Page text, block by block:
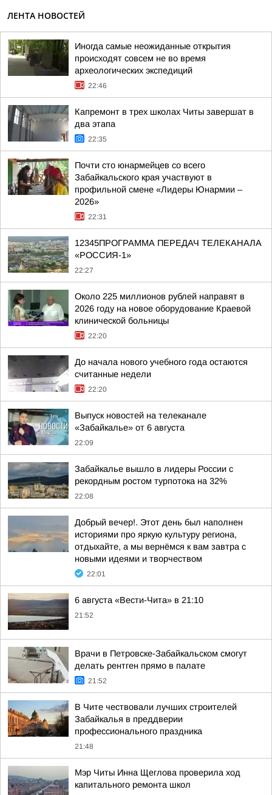
ЛЕНТА НОВОСТЕЙ
Иногда самые неожиданные открытия
происходят совсем не во время
археологических экспедиций
22:46
Капремонт в трех школах Читы завершат в
два этапа
22:35
Почти сто юнармейцев со всего
Забайкальского края участвуют в
профильной смене «Лидеры Юнармии –
2026»
22:31
12345ПРОГРАММА ПЕРЕДАЧ ТЕЛЕКАНАЛА
«РОССИЯ-1»
22:27
Около 225 миллионов рублей направят в
2026 году на новое оборудование Краевой
клинической больницы
22:20
До начала нового учебного года остаются
считанные недели
22:20
Выпуск новостей на телеканале
«Забайкалье» от 6 августа
22:09
Забайкалье вышло в лидеры России с
рекордным ростом турпотока на 32%
22:08
Добрый вечер!. Этот день был наполнен
историями про яркую культуру региона,
отдыхайте, а мы вернёмся к вам завтра с
новыми идеями и творчеством
22:01
6 августа «Вести-Чита» в 21:10
21:52
Врачи в Петровске-Забайкальском смогут
делать рентген прямо в палате
21:52
В Чите чествовали лучших строителей
Забайкалья в преддверии
профессионального праздника
21:48
Мэр Читы Инна Щеглова проверила ход
капитального ремонта школ